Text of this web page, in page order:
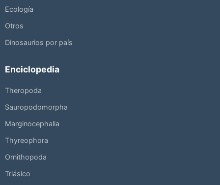
Ecología
Otros
Dinosaurios por país
Enciclopedia
Theropoda
Sauropodomorpha
Marginocephalia
Thyreophora
Ornithopoda
Triásico